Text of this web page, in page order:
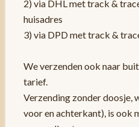
2) via DHL met track &
huisadres
3) via DPD met track &
We verzenden ook naar
tarief.
Verzending zonder doosje,
voor en achterkant), is ook